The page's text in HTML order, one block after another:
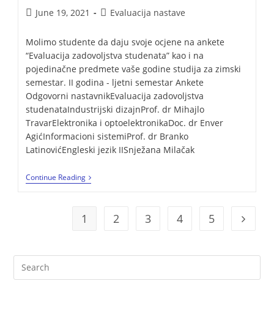
June 19, 2021 Evaluacija nastave
Molimo studente da daju svoje ocjene na ankete
“Evaluacija zadovoljstva studenata” kao i na
pojedinačne predmete vaše godine studija za zimski
semestar. II godina - ljetni semestar Ankete
Odgovorni nastavnikEvaluacija zadovoljstva
studenataIndustrijski dizajnProf. dr Mihajlo
TravarElektronika i optoelektronikaDoc. dr Enver
AgićInformacioni sistemiProf. dr Branko
LatinovićEngleski jezik IISnježana Milačak
Continue Reading
1 2 3 4 5